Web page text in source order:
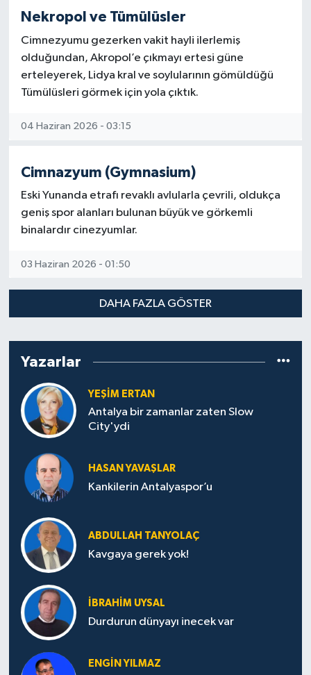
Nekropol ve Tümülüsler
Cimnezyumu gezerken vakit hayli ilerlemiş
olduğundan, Akropol’e çıkmayı ertesi güne
erteleyerek, Lidya kral ve soylularının gömüldüğü
Tümülüsleri görmek için yola çıktık.
04 Haziran 2026 - 03:15
Cimnazyum (Gymnasium)
Eski Yunanda etrafı revaklı avlularla çevrili, oldukça
geniş spor alanları bulunan büyük ve görkemli
binalardır cinezyumlar.
03 Haziran 2026 - 01:50
DAHA FAZLA GÖSTER
Yazarlar
YEŞIM ERTAN
Antalya bir zamanlar zaten Slow
City'ydi
HASAN YAVAŞLAR
Kankilerin Antalyaspor’u
ABDULLAH TANYOLAÇ
Kavgaya gerek yok!
İBRAHIM UYSAL
Durdurun dünyayı inecek var
ENGIN YILMAZ